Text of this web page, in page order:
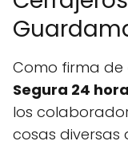
Como firma de
Segura 24
los
cosas diversas